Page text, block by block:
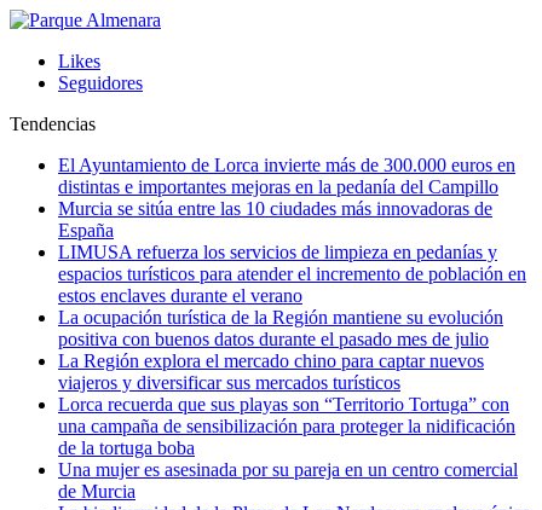
Likes
Seguidores
Tendencias
El Ayuntamiento de Lorca invierte más de 300.000 euros en
distintas e importantes mejoras en la pedanía del Campillo
Murcia se sitúa entre las 10 ciudades más innovadoras de
España
LIMUSA refuerza los servicios de limpieza en pedanías y
espacios turísticos para atender el incremento de población en
estos enclaves durante el verano
La ocupación turística de la Región mantiene su evolución
positiva con buenos datos durante el pasado mes de julio
La Región explora el mercado chino para captar nuevos
viajeros y diversificar sus mercados turísticos
Lorca recuerda que sus playas son “Territorio Tortuga” con
una campaña de sensibilización para proteger la nidificación
de la tortuga boba
Una mujer es asesinada por su pareja en un centro comercial
de Murcia